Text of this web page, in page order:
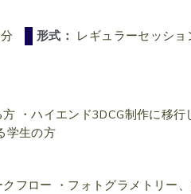
形式： レギュラーセッショ
・ハイエンド3DCG制作に移
学生の方
フロー ・フォトグラメトリー